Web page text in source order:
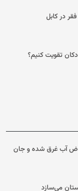
فقر در کابل
تقویت کنیم؟
آب غرق شده و جان
می‌سازد